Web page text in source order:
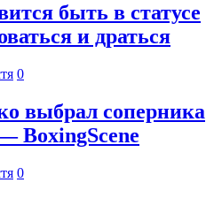
быть в статусе
и драться
0
выбрал соперника
BoxingScene
0